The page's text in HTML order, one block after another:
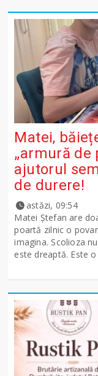
Matei,
„armură de
ajutorul
de durere!
astăzi, 09:54
Matei Ștefan are
poartă zilnic o
imagina. Scolioza
este dreaptă. Este